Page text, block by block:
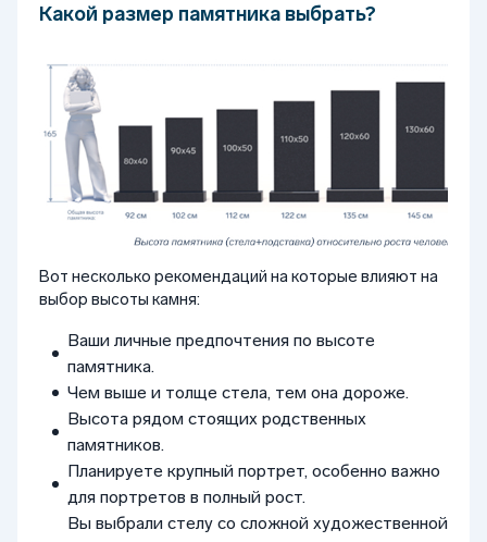
Какой размер памятника выбрать?
Вот несколько рекомендаций на которые влияют на
выбор высоты камня:
Ваши личные предпочтения по высоте
памятника.
Чем выше и толще стела, тем она дороже.
Высота рядом стоящих родственных
памятников.
Планируете крупный портрет, особенно важно
для портретов в полный рост.
Вы выбрали стелу со сложной художественной